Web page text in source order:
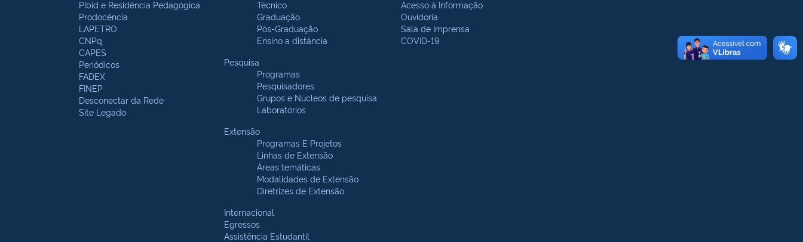
Pibid e Residência Pedagógica
Prodocência
LAPETRO
CNPq
CAPES
Periódicos
FADEX
FINEP
Desconectar da Rede
Site Legado
Técnico
Graduação
Pós-Graduação
Ensino a distância
Pesquisa
Programas
Pesquisadores
Grupos e Núcleos de pesquisa
Laboratórios
Extensão
Programas E Projetos
Linhas de Extensão
Áreas temáticas
Modalidades de Extensão
Diretrizes de Extensão
Internacional
Egressos
Assistência Estudantil
Acesso à Informação
Ouvidoria
Sala de Imprensa
COVID-19